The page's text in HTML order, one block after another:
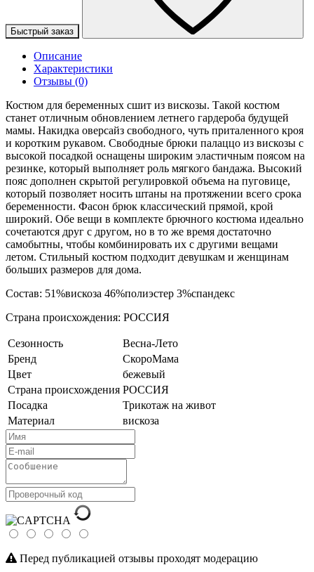
Быстрый заказ
Описание
Характеристики
Отзывы (0)
Костюм для беременных сшит из вискозы. Такой костюм
станет отличным обновлением летнего гардероба будущей
мамы. Накидка оверсайз свободного, чуть приталенного кроя
и коротким рукавом. Свободные брюки палаццо из вискозы с
высокой посадкой оснащены широким эластичным поясом на
резинке, который выполняет роль мягкого бандажа. Высокий
пояс дополнен скрытой регулировкой объема на пуговице,
который позволяет носить штаны на протяжении всего срока
беременности. Фасон брюк классический прямой, крой
широкий. Обе вещи в комплекте брючного костюма идеально
сочетаются друг с другом, но в то же время достаточно
самобытны, чтобы комбинировать их с другими вещами
летом. Стильный костюм подходит девушкам и женщинам
больших размеров для дома.
Состав: 51%вискоза 46%полиэстер 3%спандекс
Страна происхождения: РОССИЯ
Сезонность
Весна-Лето
Бренд
СкороМама
Цвет
бежевый
Страна происхождения РОССИЯ
Посадка
Трикотаж на живот
Материал
вискоза
Перед публикацией отзывы проходят модерацию